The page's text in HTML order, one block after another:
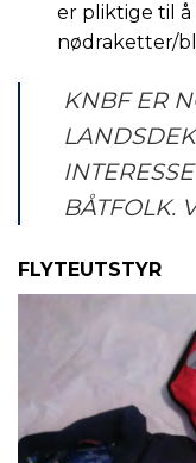
er pliktige til
nødraketter/
KNBF ER
BÅTFOLK.
FLYTEUTSTYR